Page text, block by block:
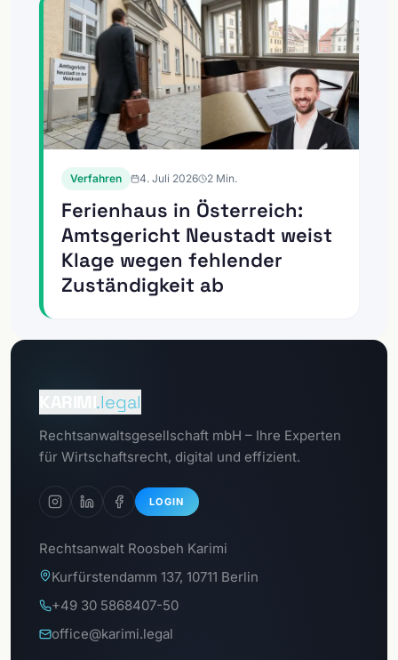
Verfahren 4. Juli 2026 2 Min.
Ferienhaus in Österreich:
Amtsgericht Neustadt weist
Klage wegen fehlender
Zuständigkeit ab
.legal
Rechtsanwaltsgesellschaft mbH – Ihre Experten
für Wirtschaftsrecht, digital und effizient.
LOGIN
Zum
Datenschutzportal
Rechtsanwalt Roosbeh Karimi
Kurfürstendamm 137, 10711 Berlin
+49 30 5868407-50
office@karimi.legal